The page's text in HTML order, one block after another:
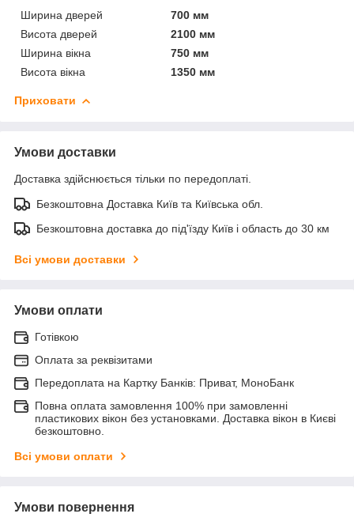
Ширина дверей
700 мм
Висота дверей
2100 мм
Ширина вікна
750 мм
Висота вікна
1350 мм
Приховати
Умови доставки
Доставка здійснюється тільки по передоплаті.
Безкоштовна Доставка Київ та Київська обл.
Безкоштовна доставка до під'їзду Київ і область до 30 км
Всі умови доставки
Умови оплати
Готівкою
Оплата за реквізитами
Передоплата на Картку Банків: Приват, МоноБанк
Повна оплата замовлення 100% при замовленні
пластикових вікон без установками. Доставка вікон в Києві
безкоштовно.
Всі умови оплати
Умови повернення